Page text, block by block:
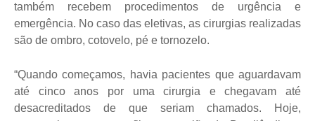
também recebem procedimentos de urgência e
emergência. No caso das eletivas, as cirurgias realizadas
são de ombro, cotovelo, pé e tornozelo.
“Quando começamos, havia pacientes que aguardavam
até cinco anos por uma cirurgia e chegavam até
desacreditados de que seriam chamados. Hoje,